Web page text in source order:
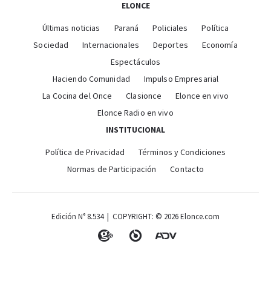
ELONCE
Últimas noticias Paraná Policiales
Política
Sociedad
Internacionales Deportes
Economía
Espectáculos
Haciendo Comunidad
Impulso Empresarial
La Cocina del Once
Clasionce
Elonce en vivo
Elonce Radio en vivo
INSTITUCIONAL
Política de Privacidad
Términos y Condiciones
Normas de Participación
Contacto
Edición N° 8.534 | COPYRIGHT: © 2026 Elonce.com